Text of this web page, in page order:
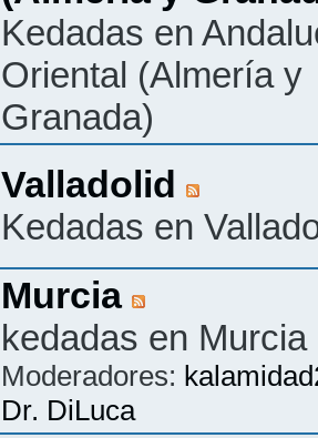
Kedadas en
Oriental (Almería y
Granada)
Valladolid
Kedadas en
Murcia
kedadas en Murcia
Moderadores:
Dr. DiLuca